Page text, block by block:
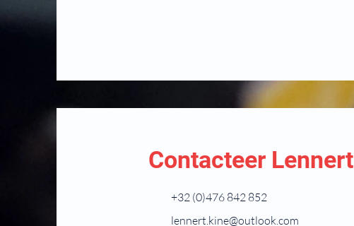
Contacteer Lennert
+32 (0)476 842 852
lennert.kine@outlook.com